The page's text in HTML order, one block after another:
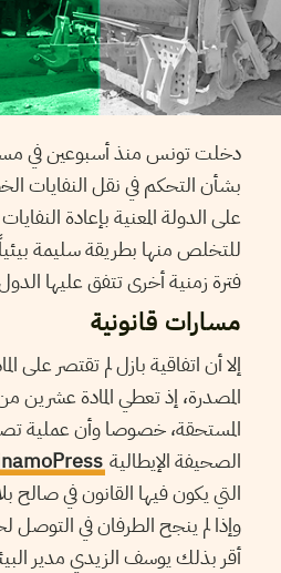
دخلت تونس منذ أسبوعين في
بشأن التحكم في نقل النفايات
على الدولة المعنية بإعادة
فترة زمنية أخرى تتفق عليها الدول
مسارات قانونية
إلا أن اتفاقية بازل لم تقتصر
المصدرة، إذ تعطي المادة عشرين
الصحيفة الإيطالية
التي يكون فيها القانون في صالح
وإذا لم ينجح الطرفان في التوصل
أقر بذلك يوسف الزيدي مدير